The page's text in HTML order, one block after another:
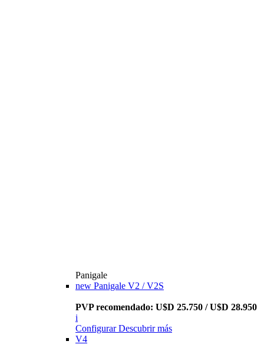
Panigale
new Panigale V2 / V2S
PVP recomendado: U$D 25.750 / U$D 28.950
i
Configurar Descubrir más
V4